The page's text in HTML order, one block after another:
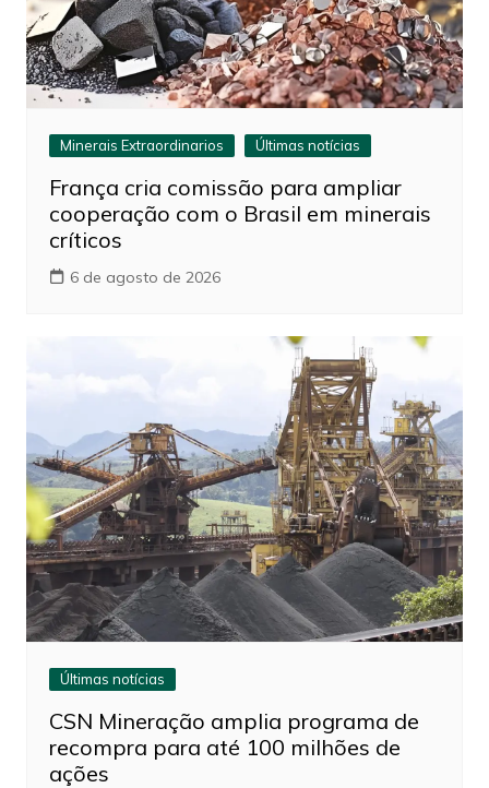
Minerais Extraordinarios Últimas notícias
França cria comissão para ampliar
cooperação com o Brasil em minerais
críticos
6 de agosto de 2026
Últimas notícias
CSN Mineração amplia programa de
recompra para até 100 milhões de
ações